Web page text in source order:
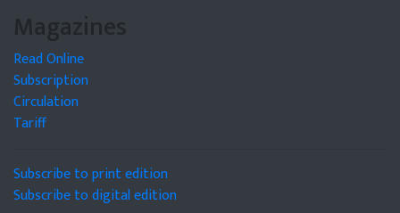
Magazines
Read Online
Subscription
Circulation
Tariff
Subscribe to print edition
Subscribe to digital edition